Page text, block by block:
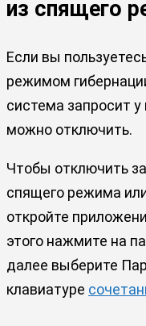
из спящего
Если вы
режимом
система запросит
можно отключить.
Чтобы отключить
спящего режима
откройте
этого нажмите на
далее выберите
клавиатуре